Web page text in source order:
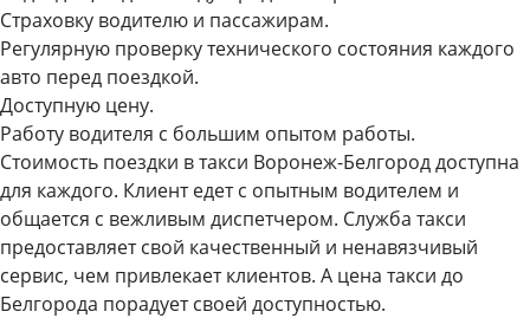
Страховку водителю и пассажирам.
Регулярную проверку технического состояния каждого
авто перед поездкой.
Доступную цену.
Работу водителя с большим опытом работы.
Стоимость поездки в такси Воронеж-Белгород доступна
для каждого. Клиент едет с опытным водителем и
общается с вежливым диспетчером. Служба такси
предоставляет свой качественный и ненавязчивый
сервис, чем привлекает клиентов. А цена такси до
Белгорода порадует своей доступностью.